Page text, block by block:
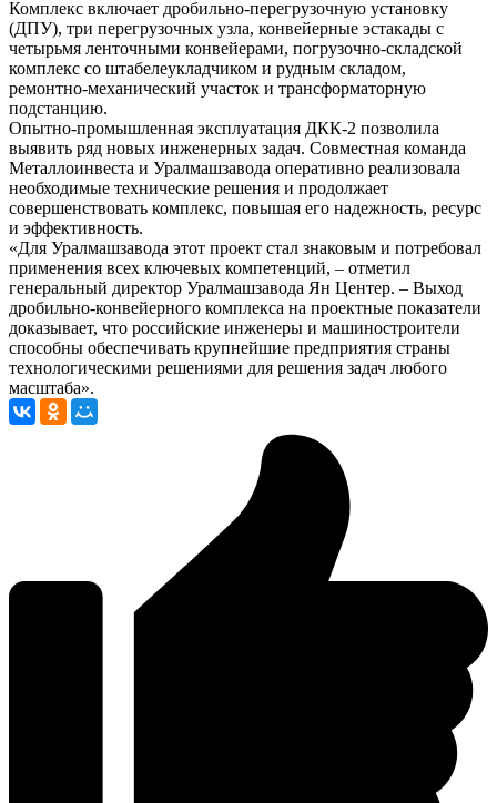
Комплекс включает дробильно-перегрузочную установку
(ДПУ), три перегрузочных узла, конвейерные эстакады с
четырьмя ленточными конвейерами, погрузочно-складской
комплекс со штабелеукладчиком и рудным складом,
ремонтно-механический участок и трансформаторную
подстанцию.
Опытно-промышленная эксплуатация ДКК-2 позволила
выявить ряд новых инженерных задач. Совместная команда
Металлоинвеста и Уралмашзавода оперативно реализовала
необходимые технические решения и продолжает
совершенствовать комплекс, повышая его надежность, ресурс
и эффективность.
«Для Уралмашзавода этот проект стал знаковым и потребовал
применения всех ключевых компетенций, – отметил
генеральный директор Уралмашзавода Ян Центер. – Выход
дробильно-конвейерного комплекса на проектные показатели
доказывает, что российские инженеры и машиностроители
способны обеспечивать крупнейшие предприятия страны
технологическими решениями для решения задач любого
масштаба».